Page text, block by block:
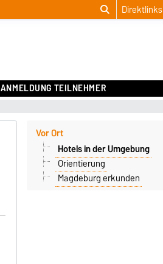
Direktlinks
ANMELDUNG TEILNEHMER
Vor Ort
Hotels in der Umgebung
Orientierung
Magdeburg erkunden